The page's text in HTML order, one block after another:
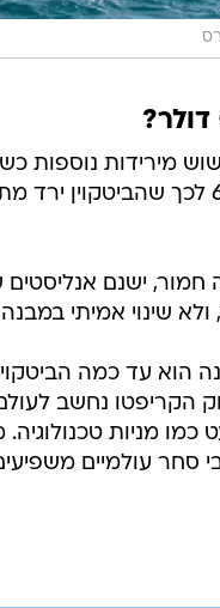
ישנם אנליסטים
שינוי אמיתי
עד כמה
הקריפטו נחשב
מניות
סחר עולמיים